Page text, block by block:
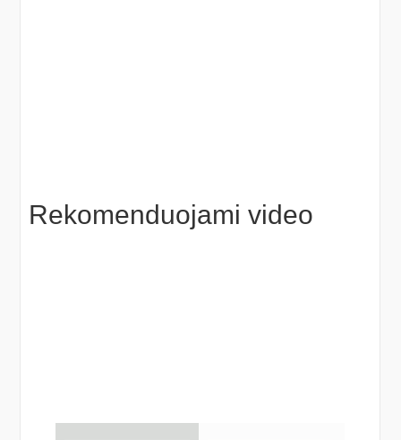
Rekomenduojami video